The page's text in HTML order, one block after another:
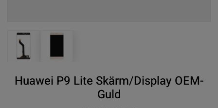
View larger imageView larger image
Huawei P9 Lite Skärm/Display OEM-
Guld